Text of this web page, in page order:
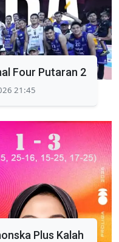
Four Putaran 2
21:45
Plus Kalah